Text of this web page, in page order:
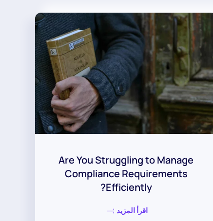
Are You Struggling to Manage
Compliance Requirements
Efficiently?
اقرأ المزيد